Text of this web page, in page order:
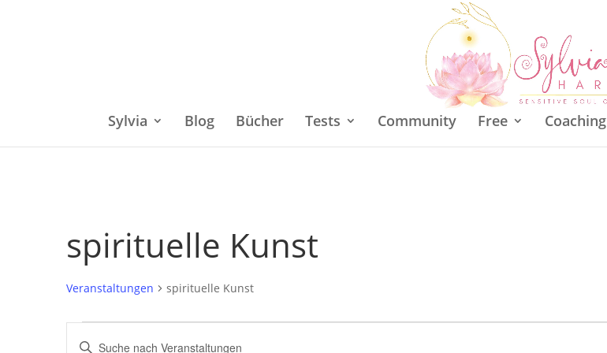
Sylvia Blog Bücher Tests Community Free Coaching
spirituelle Kunst
Veranstaltungen spirituelle Kunst
Veranstaltungen
Bitte